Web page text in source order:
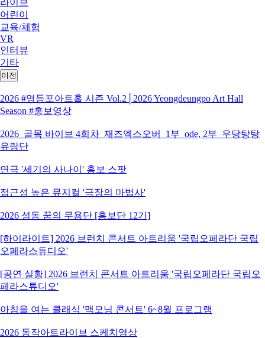
라이브
어린이
교육/체험
VR
인터뷰
기타
이전
2026 #영등포아트홀 시즌 Vol.2│2026 Yeongdeungpo Art Hall
Season #홍보영상
2026_골목 바이브 4회차_재즈엑스오버_1부_ode, 2부_우당탕탕
유랑단
연극 '세기의 사나이' 홍보 스팟
접근성 높은 뮤지컬 '극장의 마법사'
2026 성동 꿈의 무용단 [홍보단 12기]
[하이라이트] 2026 브런치 콘서트 아트리움 '국립오페라단 국립
오페라스튜디오'
[공연 실황] 2026 브런치 콘서트 아트리움 '국립오페라단 국립오
페라스튜디오'
아침을 여는 클래식 '맥모닝 콘서트' 6~8월 프로그램
2026 동작아트라이브 스케치영상